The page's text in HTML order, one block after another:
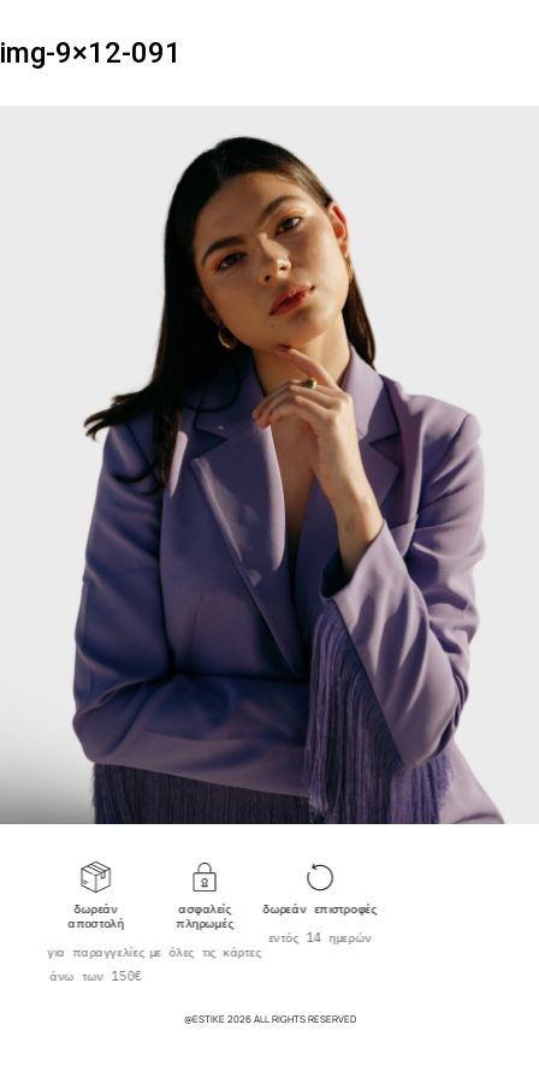
img-9×12-091
δωρεάν
αποστολή
για παραγγελίες
άνω των 150€
ασφαλείς
πληρωμές
με όλες τις κάρτες
δωρεάν επιστροφές
εντός 14 ημερών
@ESTIKE 2026 ALL RIGHTS RESERVED